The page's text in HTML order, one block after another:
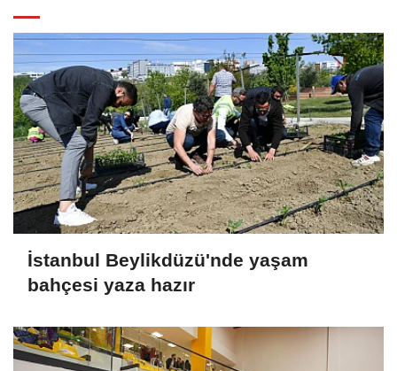
İstanbul Beylikdüzü'nde yaşam
bahçesi yaza hazır